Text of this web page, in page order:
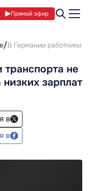
Прямой эфир
В Германии работники
не
зарплат
в
в